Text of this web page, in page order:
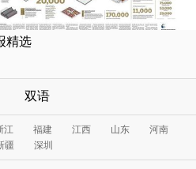
精选
双语
江 福建 江西 山东
河南
疆 深圳